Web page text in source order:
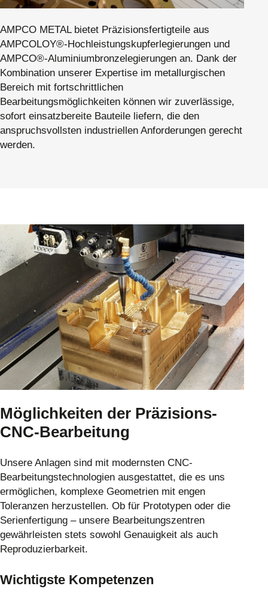
AMPCO METAL bietet Präzisionsfertigteile aus
AMPCOLOY®-Hochleistungskupferlegierungen und
AMPCO®-Aluminiumbronzelegierungen an. Dank der
Kombination unserer Expertise im metallurgischen
Bereich mit fortschrittlichen
Bearbeitungsmöglichkeiten können wir zuverlässige,
sofort einsatzbereite Bauteile liefern, die den
anspruchsvollsten industriellen Anforderungen gerecht
werden.
Möglichkeiten der Präzisions-
CNC-Bearbeitung
Unsere Anlagen sind mit modernsten CNC-
Bearbeitungstechnologien ausgestattet, die es uns
ermöglichen, komplexe Geometrien mit engen
Toleranzen herzustellen. Ob für Prototypen oder die
Serienfertigung – unsere Bearbeitungszentren
gewährleisten stets sowohl Genauigkeit als auch
Reproduzierbarkeit.
Wichtigste Kompetenzen